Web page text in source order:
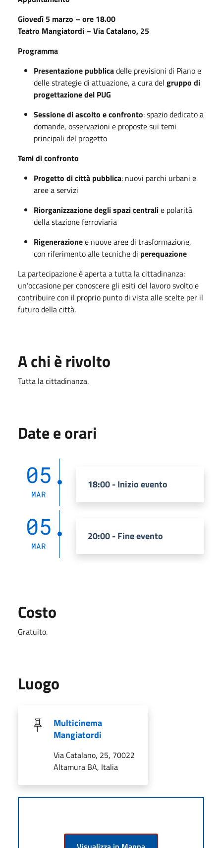
Giovedì 5 marzo – ore 18.00
Teatro Mangiatordi – Via Catalano, 25
Programma
Presentazione pubblicadelle previsioni di Piano e
delle strategie di attuazione, a cura del gruppo di
progettazione del PUG
Sessione di ascolto e confronto: spazio dedicato a
domande, osservazioni e proposte sui temi
principali del progetto
Temi di confronto
Progetto di città pubblica: nuovi parchi urbani e
aree a servizi
Riorganizzazione degli spazi centralie polarità
della stazione ferroviaria
Rigenerazionee nuove aree di trasformazione,
con riferimento alle tecniche di perequazione
La partecipazione è aperta a tutta la cittadinanza:
un’occasione per conoscere gli esiti del lavoro svolto e
contribuire con il proprio punto di vista alle scelte per il
futuro della città.
A chi è rivolto
Tutta la cittadinanza.
Date e orari
05
MAR
18:00 - Inizio evento
05
MAR
20:00 - Fine evento
Costo
Gratuito.
Luogo
Multicinema
Mangiatordi
Via Catalano, 25, 70022
Altamura BA, Italia